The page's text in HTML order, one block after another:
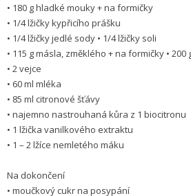
• 180 g hladké mouky + na formičky
• 1/4 lžičky kypřicího prášku
• 1/4 lžičky jedlé sody • 1/4 lžičky soli
• 115 g másla, změklého + na formičky •
• 2 vejce
• 60 ml mléka
• 85 ml citronové šťávy
• najemno nastrouhaná kůra z 1 biocitronu
• 1 lžička vanilkového extraktu
• 1 – 2 lžíce nemletého máku
Na dokončení
• moučkový cukr na posypání